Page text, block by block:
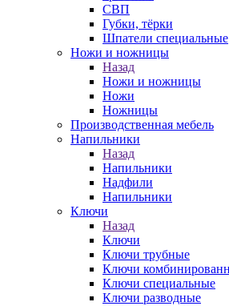
СВП
Губки, тёрки
Шпатели специальные
Ножи и ножницы
Назад
Ножи и ножницы
Ножи
Ножницы
Производственная мебель
Напильники
Назад
Напильники
Надфили
Напильники
Ключи
Назад
Ключи
Ключи трубные
Ключи
Ключи специальные
Ключи разводные